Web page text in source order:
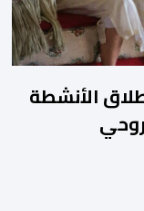
الأنشطة